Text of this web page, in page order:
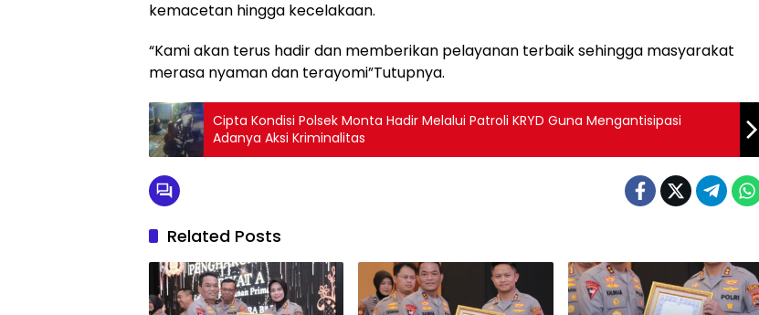
kemacetan hingga kecelakaan.
“Kami akan terus hadir dan memberikan pelayanan terbaik sehingga masyarakat
merasa nyaman dan terayomi”Tutupnya.
Cipta Kondisi Polsek Monta Hadir Melalui Patroli KRYD Guna Mengantisipasi
Adanya Aksi Kriminalitas
Related Posts